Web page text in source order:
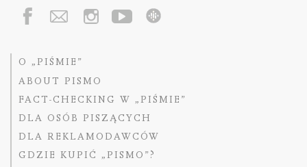
O „PIŚMIE”
ABOUT PISMO
FACT-CHECKING W „PIŚMIE”
DLA OSÓB PISZĄCYCH
DLA REKLAMODAWCÓW
GDZIE KUPIĆ „PISMO”?